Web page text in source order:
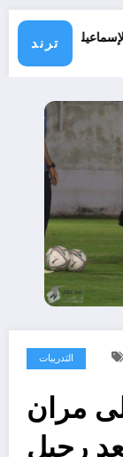
ترند
الإسماعيلي
التدريبات
مران
رحيل